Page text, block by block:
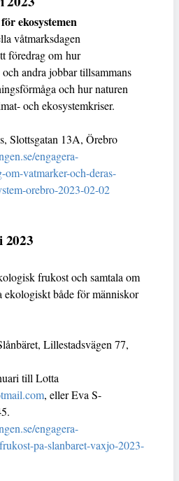
ekosystemen
våtmarksdagen
föredrag om hur
andra jobbar tillsammans
och hur naturen
och ekosystemkriser.
Slottsgatan 13A, Örebro
engagera-
vatmarker-och-deras-
orebro-2023-02-02
frukost och samtala om
ekologiskt både för människor
Lillestadsvägen 77,
till Lotta
, eller Eva S-
engagera-
pa-slanbaret-vaxjo-2023-